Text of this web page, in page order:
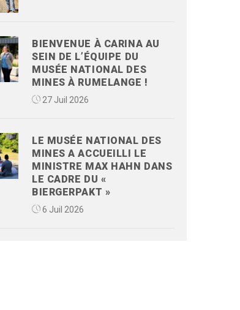
BIENVENUE À CARINA AU
SEIN DE L’ÉQUIPE DU
MUSÉE NATIONAL DES
MINES À RUMELANGE !
27 Juil 2026
LE MUSÉE NATIONAL DES
MINES A ACCUEILLI LE
MINISTRE MAX HAHN DANS
LE CADRE DU «
BIERGERPAKT »
6 Juil 2026